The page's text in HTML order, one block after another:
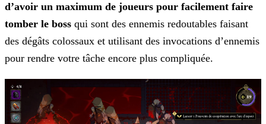
d’avoir un maximum de joueurs pour facilement faire
tomber le boss qui sont des ennemis redoutables faisant
des dégâts colossaux et utilisant des invocations d’ennemis
pour rendre votre tâche encore plus compliquée.